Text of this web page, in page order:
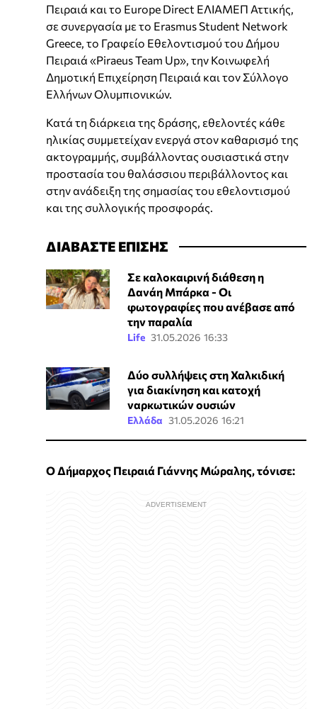
Πειραιά και το Europe Direct ΕΛΙΑΜΕΠ Αττικής,
σε συνεργασία με το Erasmus Student Network
Greece, το Γραφείο Εθελοντισμού του Δήμου
Πειραιά «Piraeus Team Up», την Κοινωφελή
Δημοτική Επιχείρηση Πειραιά και τον Σύλλογο
Ελλήνων Ολυμπιονικών.
Κατά τη διάρκεια της δράσης, εθελοντές κάθε
ηλικίας συμμετείχαν ενεργά στον καθαρισμό της
ακτογραμμής, συμβάλλοντας ουσιαστικά στην
προστασία του θαλάσσιου περιβάλλοντος και
στην ανάδειξη της σημασίας του εθελοντισμού
και της συλλογικής προσφοράς.
ΔΙΑΒΑΣΤΕ ΕΠΙΣΗΣ
Σε καλοκαιρινή διάθεση η
Δανάη Μπάρκα - Οι
φωτογραφίες που ανέβασε από
την παραλία
Life 31.05.2026 16:33
Δύο συλλήψεις στη Χαλκιδική
για διακίνηση και κατοχή
ναρκωτικών ουσιών
Ελλάδα 31.05.2026 16:21
Ο Δήμαρχος Πειραιά Γιάννης Μώραλης, τόνισε: